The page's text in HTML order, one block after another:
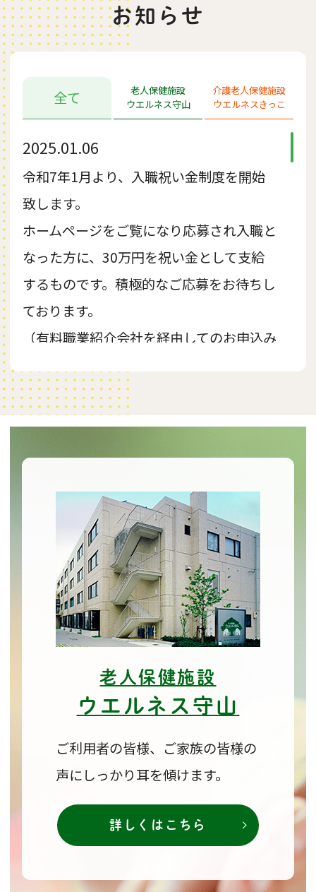
お知らせ
全て
老人保健施設
ウエルネス守山
介護老人保健施設
ウエルネスきっこ
2025.01.06
令和7年1月より、入職祝い金制度を開始
致します。
ホームページをご覧になり応募され入職と
なった方に、30万円を祝い金として支給
するものです。積極的なご応募をお待ちし
ております。
（有料職業紹介会社を経由してのお申込み
更する場合がありますので、何卒ご了承く
ださい。）
2023.12.01
面会・外出・外泊制限の緩和について
日頃より当法人運営にご理解とご協力を賜
り誠にありがとうございます。
厚生労働省の指導に従い、感染拡大予防の
観点から面会・外出・外泊を制限させてい
ただいておりましたが、ご入所者様・ご家
族様の要望と市中感染状況を鑑み、下記日
・ウエルネス守山 令和5年12月1日～
・ウエルネスきっこ 令和5年12月8日～
※詳細は各施設の窓口掲示をご参照いただ
老人保健施設
ウエルネス守山
ご利用者の皆様、ご家族の皆様の
声にしっかり耳を傾けます。
詳しくはこちら